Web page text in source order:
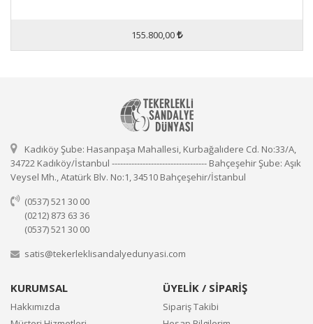
155.800,00
Kadıköy Şube: Hasanpaşa Mahallesi, Kurbağalıdere Cd. No:33/A,
34722 Kadıköy/İstanbul ---------------------------------- Bahçeşehir Şube: Aşık
Veysel Mh., Atatürk Blv. No:1, 34510 Bahçeşehir/İstanbul
(0537) 521 30 00
(0212) 873 63 36
(0537) 521 30 00
satis@tekerleklisandalyedunyasi.com
KURUMSAL
Hakkımızda
ÜYELİK / SİPARİŞ
Sipariş Takibi